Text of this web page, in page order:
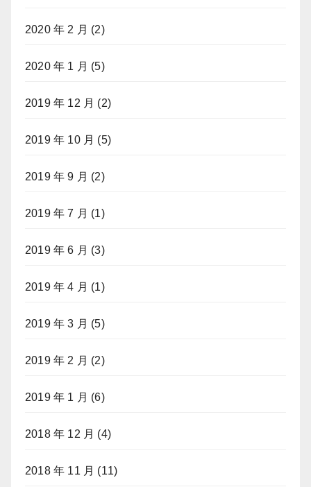
2020 年 2 月 (2)
2020 年 1 月 (5)
2019 年 12 月 (2)
2019 年 10 月 (5)
2019 年 9 月 (2)
2019 年 7 月 (1)
2019 年 6 月 (3)
2019 年 4 月 (1)
2019 年 3 月 (5)
2019 年 2 月 (2)
2019 年 1 月 (6)
2018 年 12 月 (4)
2018 年 11 月 (11)